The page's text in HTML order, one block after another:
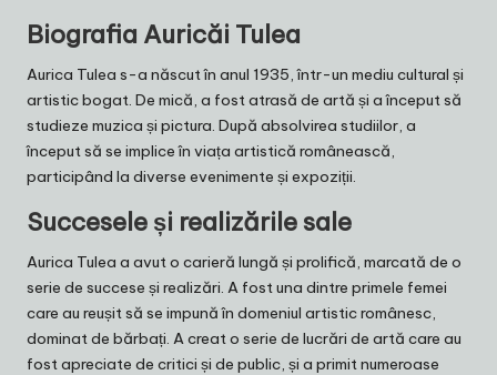
Biografia Auricăi Tulea
Aurica Tulea s-a născut în anul 1935, într-un mediu cultural și
artistic bogat. De mică, a fost atrasă de artă și a început să
studieze muzica și pictura. După absolvirea studiilor, a
început să se implice în viața artistică românească,
participând la diverse evenimente și expoziții.
Succesele și realizările sale
Aurica Tulea a avut o carieră lungă și prolifică, marcată de o
serie de succese și realizări. A fost una dintre primele femei
care au reușit să se impună în domeniul artistic românesc,
dominat de bărbați. A creat o serie de lucrări de artă care au
fost apreciate de critici și de public, și a primit numeroase